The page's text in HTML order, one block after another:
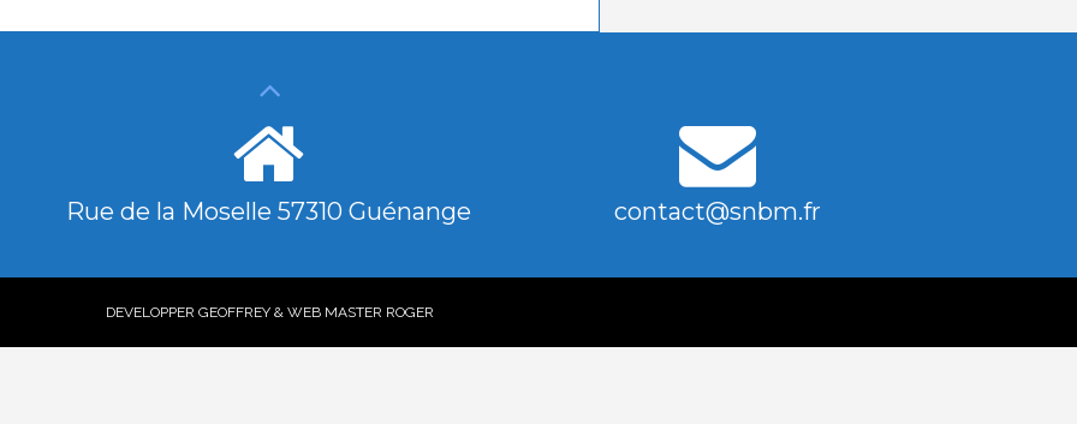
Rue de la Moselle 57310 Guénange contact@snbm.fr
DEVELOPPER GEOFFREY & WEB MASTER ROGER